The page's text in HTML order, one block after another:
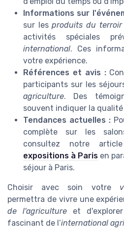
Informations sur
sur lesproduits du terroir
activités spéciales
international. Ces
votre expérience.
Références et avis :
participants sur les
agriculture. Des
souvent indiquer la
Tendances actuelles :
complète sur les
consultez notre
expositions à Paris en
séjour à Paris.
Choisir avec soin votre
permettra de vivre une
de l'agriculture et
fascinant de l’international